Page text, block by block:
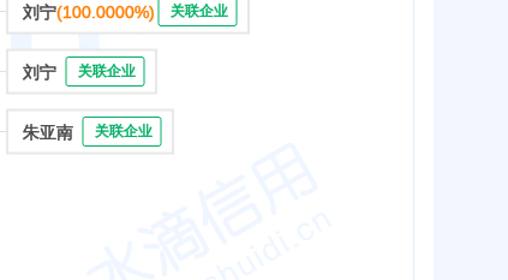
刘宁(100.0000%) 关联企业
刘宁 关联企业
朱亚南 关联企业